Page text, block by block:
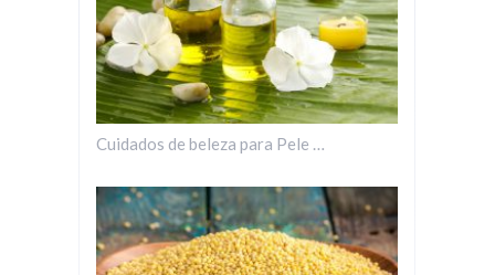
Cuidados de beleza para Pele …